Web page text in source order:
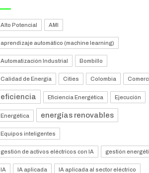
Alto Potencial AMI
aprendizaje automático (machine learning)
Automatización Industrial Bombillo
Calidad de Energía Cities Colombia
eficiencia Eficiencia Energética Ejecución
Energética energías renovables
Equipos inteligentes
gestión de activos eléctricos con IA gestión
IA IA aplicada IA aplicada al sector eléctrico